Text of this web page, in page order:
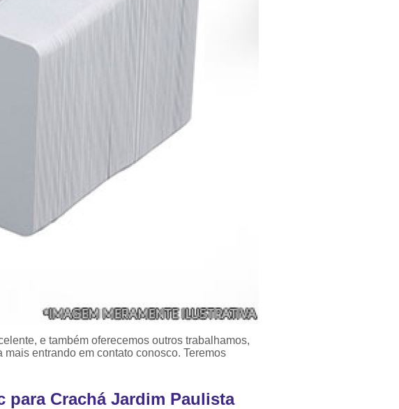
Ribbon Fargo
Ribbon Metalizado para Impressão Térmica
Ribbon para Impressora de Crachá Minas
e também oferecemos outros trabalhamos,
entrando em contato conosco. Teremos
para Crachá Jardim Paulista